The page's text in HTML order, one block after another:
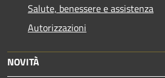
Salute, benessere e assistenza
Autorizzazioni
NOVITÀ